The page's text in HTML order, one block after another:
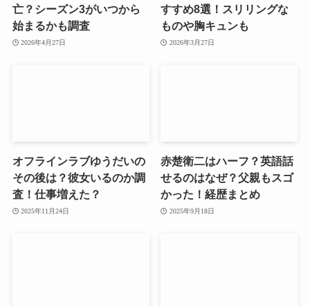
亡？シーズン3がいつから
始まるかも調査
2026年4月27日
すすめ8選！スリリングな
ものや胸キュンも
2026年3月27日
オフラインラブゆうだいの
その後は？彼女いるのか調
査！仕事増えた？
2025年11月24日
赤楚衛二はハーフ？英語話
せるのはなぜ？父親もスゴ
かった！経歴まとめ
2025年9月18日